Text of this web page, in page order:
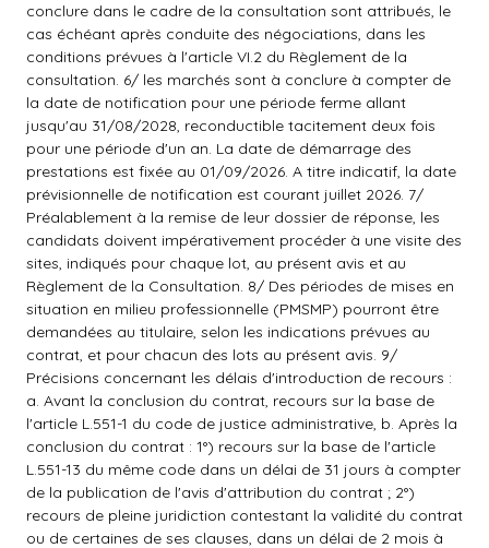
conclure dans le cadre de la consultation sont attribués, le
cas échéant après conduite des négociations, dans les
conditions prévues à l'article VI.2 du Règlement de la
consultation. 6/ les marchés sont à conclure à compter de
la date de notification pour une période ferme allant
jusqu'au 31/08/2028, reconductible tacitement deux fois
pour une période d'un an. La date de démarrage des
prestations est fixée au 01/09/2026. A titre indicatif, la date
prévisionnelle de notification est courant juillet 2026. 7/
Préalablement à la remise de leur dossier de réponse, les
candidats doivent impérativement procéder à une visite des
sites, indiqués pour chaque lot, au présent avis et au
Règlement de la Consultation. 8/ Des périodes de mises en
situation en milieu professionnelle (PMSMP) pourront être
demandées au titulaire, selon les indications prévues au
contrat, et pour chacun des lots au présent avis. 9/
Précisions concernant les délais d'introduction de recours :
a. Avant la conclusion du contrat, recours sur la base de
l'article L.551-1 du code de justice administrative, b. Après la
conclusion du contrat : 1°) recours sur la base de l'article
L.551-13 du même code dans un délai de 31 jours à compter
de la publication de l'avis d'attribution du contrat ; 2°)
recours de pleine juridiction contestant la validité du contrat
ou de certaines de ses clauses, dans un délai de 2 mois à